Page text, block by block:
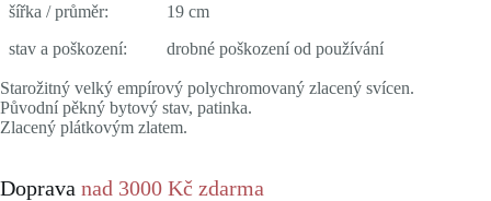
šířka / průměr:
19 cm
stav a poškození:
drobné poškození od používání
Starožitný velký empírový polychromovaný zlacený svícen.
Původní pěkný bytový stav, patinka.
Zlacený plátkovým zlatem.
Doprava nad 3000 Kč zdarma